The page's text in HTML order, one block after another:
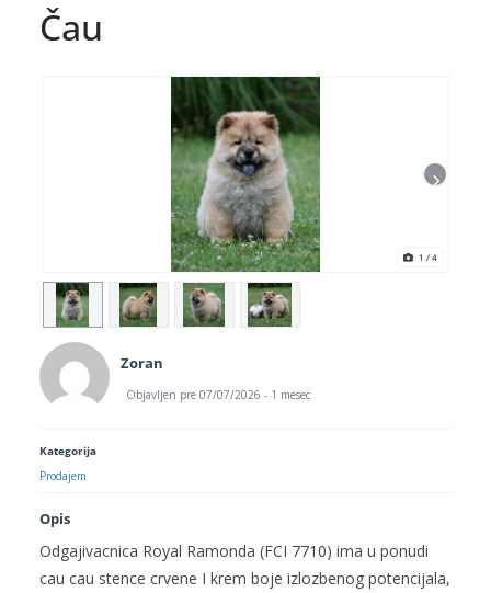
Čau
1 / 4
Zoran
Objavljen pre 07/07/2026 - 1 mesec
Kategorija
Prodajem
Opis
Odgajivacnica Royal Ramonda (FCI 7710) ima u ponudi
cau cau stence crvene I krem boje izlozbenog potencijala,